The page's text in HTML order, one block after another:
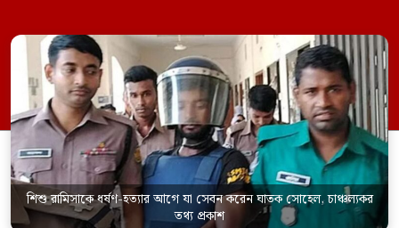
সেবন করেছিলেন বলে জবানবন্দিতে
জানিয়েছেন আসামি। রোববার (২৪ মে) সকালে
মামলার তদন্ত কর্মকর্তা পল্লবী থানার উপ-
পরিদর্শক অহিদুজ্জামান এ তথ্য নিছিত করেন।
তিনি বলেন, […]
শিশু রামিসাকে ধর্ষণ-হত্যার আগে যা সেবন করেন ঘাতক সোহেল, চাঞ্চল্যকর
তথ্য প্রকাশ